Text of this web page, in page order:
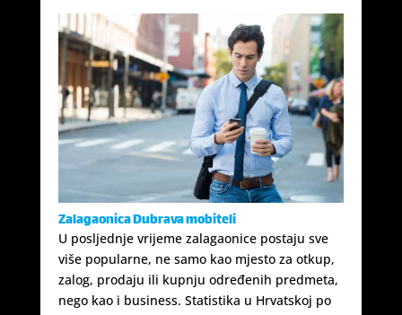
Zalagaonica Dubrava mobiteli
U posljednje vrijeme zalagaonice postaju sve
više popularne, ne samo kao mjesto za otkup,
zalog, prodaju ili kupnju određenih predmeta,
nego kao i business. Statistika u Hrvatskoj po